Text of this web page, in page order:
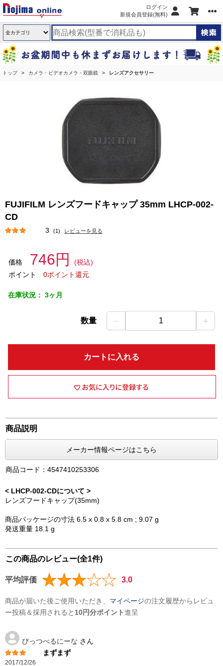
ログイン
新規会員登録(無料)
トップ カメラ・ビデオカメラ・双眼鏡 レンズアクセサリー
FUJIFILM レンズフードキャップ 35mm LHCP-002-
CD
3 (1) レビューを見る
価格 746円
(税込)
ポイント
0ポイント還元
在庫状況： 3ヶ月
数量 － 1 ＋
カートに入れる
商品説明
メーカー情報ページはこちら
商品コード：4547410253306
< LHCP-002-CDについて >
レンズフードキャップ(35mm)
商品パッケージの寸法 6.5 x 0.8 x 5.8 cm ; 9.07 g
発送重量 18.1 g
この商品のレビュー(全1件)
平均評価 3.0
商品が届いた後ご使用いただき、 マイページの注文履歴からレビュ
ー投稿＆採用されると 10円分ポイント進呈
ぴっつべるにーな さん
まずまず
2017/12/26